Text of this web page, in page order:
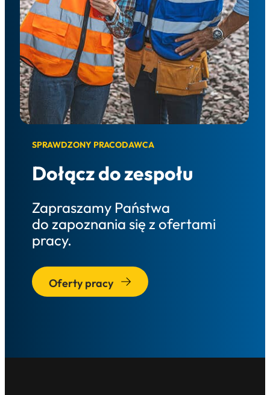
SPRAWDZONY PRACODAWCA
Dołącz do zespołu
Zapraszamy Państwa
do zapoznania się z ofertami
pracy.
Oferty pracy